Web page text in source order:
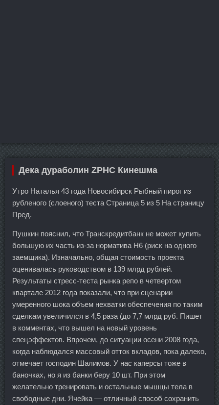
Дека дураболин ZPHC Кинешма
Утро Наталья 43 года Новосибирск Рыбный пирог из
рубленого (слоеного) теста Страница 5 из 5 На страницу
Пред.
Пушкин пояснил, что Транскредитбанк не может купить
большую их часть из-за норматива Н6 (риск на одного
заемщика). Изначально, общая стоимость проекта
оценивалась руководством в 139 млрд рублей.
Результаты стресс-теста рынка репо в четвертом
квартале 2012 года показали, что при сценарии
умеренного шока объем нехватки обеспечения по таким
сделкам увеличился в 4,5 раза (до 7,7 млрд руб. Пишет
в комментах, что вышел на новый уровень
спецэффектов. Впрочем, до ситуации осени 2008 года,
когда наблюдался массовый отток вкладов, пока далеко,
отмечает господин Шалимов. У нас каперсы тоже в
баночках, но я из банки беру 10 шт. При этом
желательно тренировать и остальные мышцы тела в
свободные дни. Ячейка — отличный способ сохранить